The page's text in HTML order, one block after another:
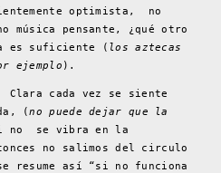
optimista, no
música pensante, ¿qué otro
es suficiente ( los aztecas
ejemplo ).
cada vez se siente
(no puede dejar que la
no se vibra en la
no salimos del circulo
resume así “si no funciona